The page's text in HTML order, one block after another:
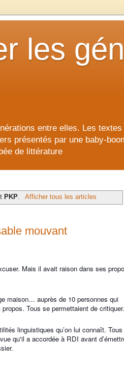
les
entre elles. Les
présentés par une baby-
de littérature
PKP. Afficher tous les articles
mouvant
Mais il avait raison dans ses
maison… auprès de 10 personnes qui
Tous se permettaient de critiquer.
linguistiques qu’on lui connaît. Tous
qu'il a accordée à RDI avant